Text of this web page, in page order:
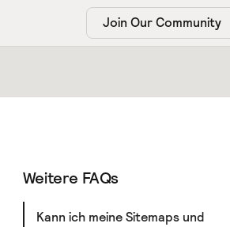
Join Our Community
Weitere FAQs
Kann ich meine Sitemaps und